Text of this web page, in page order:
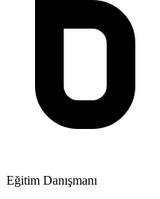
Eğitim Danışmanı